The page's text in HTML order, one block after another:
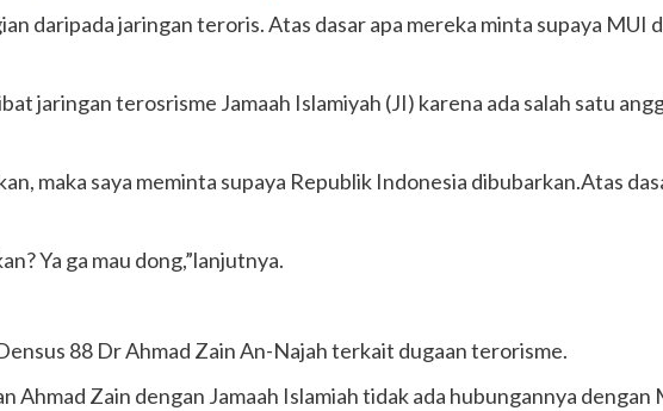
daripada jaringan teroris. Atas dasar apa mereka minta supaya MUI
jaringan terosrisme Jamaah Islamiyah (JI) karena ada salah satu
maka saya meminta supaya Republik Indonesia dibubarkan.Atas
Ya ga mau dong,”lanjutnya.
88 Dr Ahmad Zain An-Najah terkait dugaan terorisme.
Zain dengan Jamaah Islamiah tidak ada hubungannya dengan